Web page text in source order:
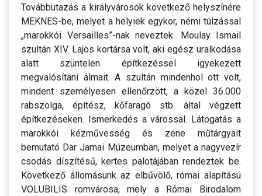
Továbbutazás a királyvárosok következő helyszínére
MEKNES-be, melyet a helyiek egykor, némi túlzással
„marokkói Versailles”-nak neveztek. Moulay Ismail
szultán XIV. Lajos kortársa volt, aki egész uralkodása
alatt szüntelen építkezéssel igyekezett
megvalósítani álmait. A szultán mindenhol ott volt,
mindent személyesen ellenőrzött, a közel 36.000
rabszolga, építész, kőfaragó stb. által végzett
építkezéseken. Ismerkedés a várossal. Látogatás a
marokkói kézművesség és zene műtárgyait
bemutató Dar Jamai Múzeumban, melyet a nagyvezír
csodás díszítésű, kertes palotájában rendeztek be.
Következő állomásunk az elbűvölő, római alapítású
VOLUBILIS romvárosa, mely a Római Birodalom